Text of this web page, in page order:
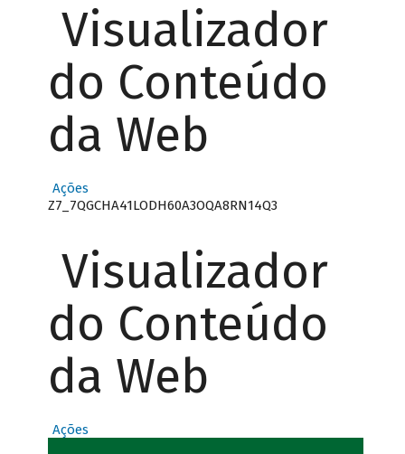
Visualizador
do Conteúdo
da Web
Ações
Z7_7QGCHA41LODH60A3OQA8RN14Q3
Visualizador
do Conteúdo
da Web
Ações